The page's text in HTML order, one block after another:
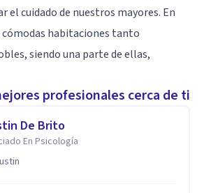
el cuidado de nuestros mayores. En
habitaciones tanto
siendo una parte de ellas,
profesionales cerca de ti
De Brito
En Psicología